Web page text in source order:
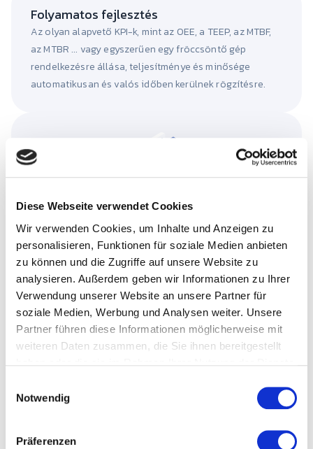
Diese Webseite verwendet Cookies
Wir verwenden Cookies, um Inhalte und Anzeigen zu
personalisieren, Funktionen für soziale Medien anbieten
zu können und die Zugriffe auf unsere Website zu
analysieren. Außerdem geben wir Informationen zu Ihrer
Verwendung unserer Website an unsere Partner für
soziale Medien, Werbung und Analysen weiter. Unsere
Partner führen diese Informationen möglicherweise mit
weiteren Daten zusammen, die Sie ihnen bereitgestellt
Notwendig
Präferenzen
Folyamatos fejlesztés
Az olyan alapvető KPI-k, mint az OEE, a TEEP, az MTBF,
az MTBR ... vagy egyszerűen egy fröccsöntő gép
rendelkezésre állása, teljesítménye és minősége
automatikusan és valós időben kerülnek rögzítésre.
Teljesen automatizált fröccsöntő cellák
A SYMESTIC IMM Controller koordinálja és felügyeli az
anyag- és adatáramlást. Biztosítja a megfelelő
együttműködést a fröccsöntő gép, a
a gépi látás, a mérleg, a feldolgozó berendezések, a
finishelés, a címkézés között...